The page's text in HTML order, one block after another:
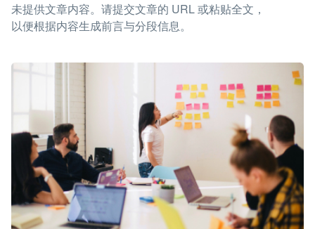
未提供文章内容。请提交文章的 URL 或粘贴全文，
以便根据内容生成前言与分段信息。